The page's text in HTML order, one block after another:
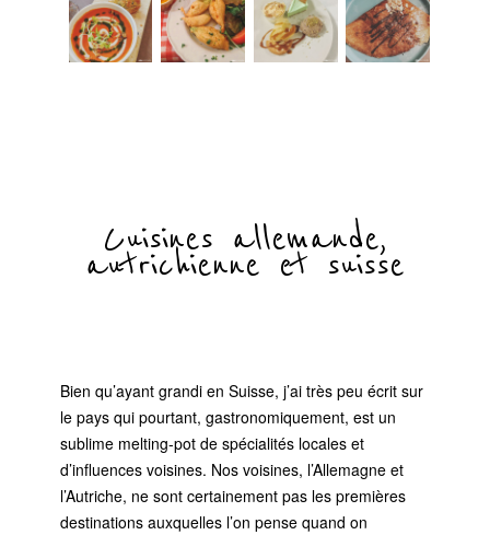
Cuisines allemande,
autrichienne et suisse
Bien qu’ayant grandi en Suisse, j’ai très peu écrit sur
le pays qui pourtant, gastronomiquement, est un
sublime melting-pot de spécialités locales et
d’influences voisines. Nos voisines, l’Allemagne et
l’Autriche, ne sont certainement pas les premières
destinations auxquelles l’on pense quand on